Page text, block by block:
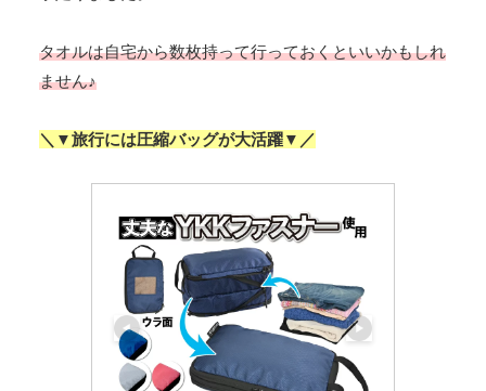
タオルは自宅から数枚持って行っておくといいかもしれ
ません♪
＼▼旅行には圧縮バッグが大活躍▼／